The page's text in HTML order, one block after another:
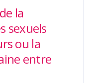
la
sexuels
ou la
entre